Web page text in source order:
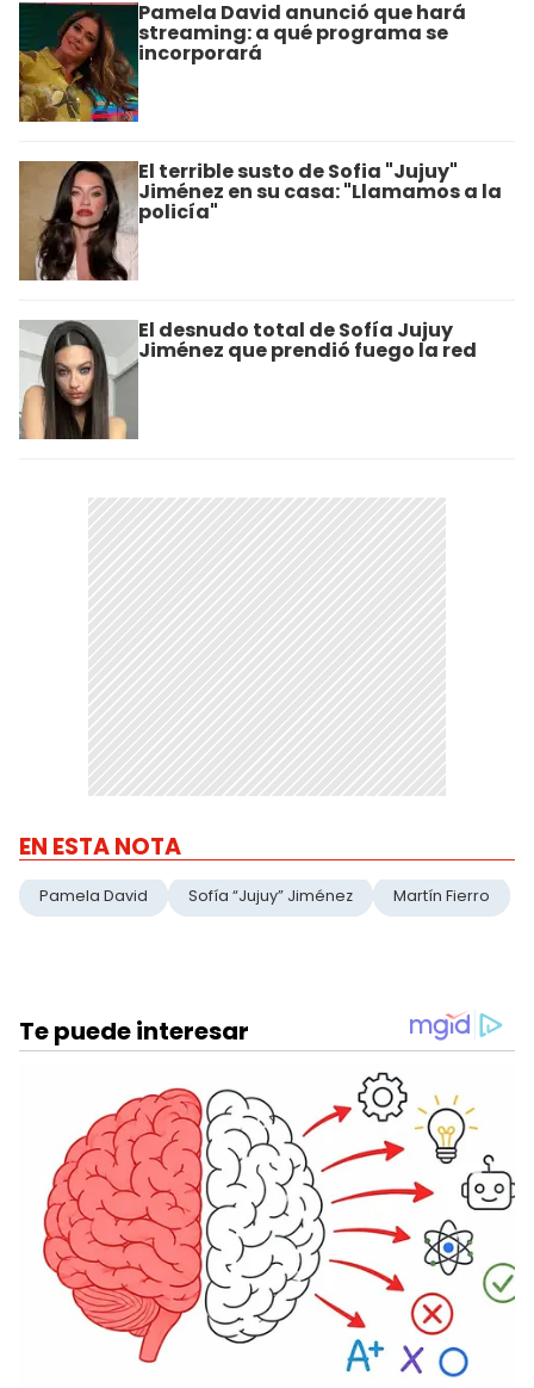
Pamela David anunció que hará
streaming: a qué programa se
incorporará
El terrible susto de Sofia "Jujuy"
Jiménez en su casa: "Llamamos a la
policía"
El desnudo total de Sofía Jujuy
Jiménez que prendió fuego la red
EN ESTA NOTA
Pamela David Sofía “Jujuy” Jiménez Martín Fierro